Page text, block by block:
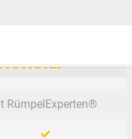
RümpelExperten®️